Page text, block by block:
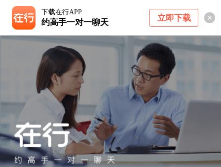
下载在行APP
约高手一对一聊天 立即下载